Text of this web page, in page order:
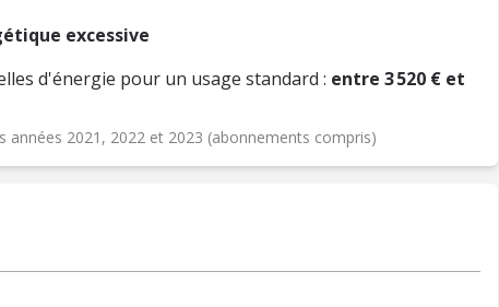
excessive
d'énergie pour un usage standard : entre 3 520 € et
années 2021, 2022 et 2023 (abonnements compris)